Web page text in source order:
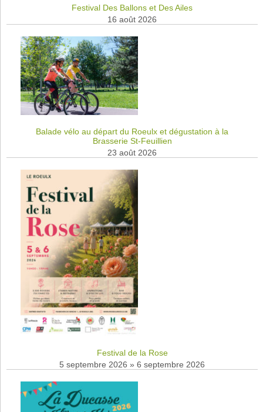
Festival Des Ballons et Des Ailes
16 août 2026
Balade vélo au départ du Roeulx et dégustation à la
Brasserie St-Feuillien
23 août 2026
Festival de la Rose
5 septembre 2026 » 6 septembre 2026